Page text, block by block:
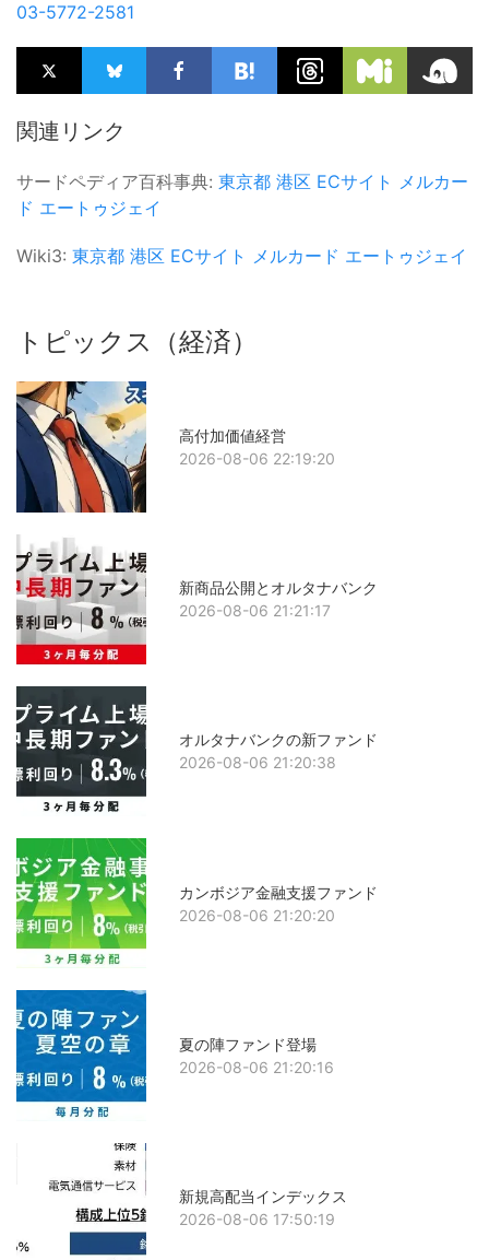
03-5772-2581
関連リンク
サードペディア百科事典: 東京都 港区 ECサイト メルカー
ド エートゥジェイ
Wiki3: 東京都 港区 ECサイト メルカード エートゥジェイ
トピックス（経済）
高付加価値経営
2026-08-06 22:19:20
新商品公開とオルタナバンク
2026-08-06 21:21:17
オルタナバンクの新ファンド
2026-08-06 21:20:38
カンボジア金融支援ファンド
2026-08-06 21:20:20
夏の陣ファンド登場
2026-08-06 21:20:16
新規高配当インデックス
2026-08-06 17:50:19